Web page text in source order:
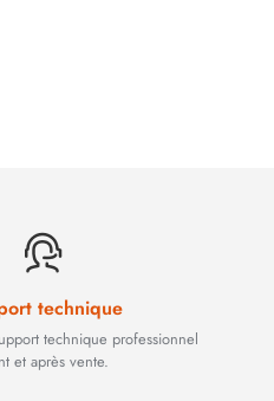
technique
technique professionnel
et après vente.